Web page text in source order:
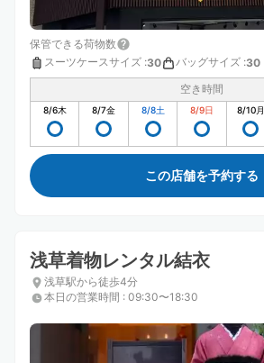
保管できる荷物数
スーツケースサイズ :30 バッグサイズ :30
空き時間
8/6木 8/7金 8/8土 8/9日 8/10月
この店舗を予約する
浅草着物レンタル結衣
浅草駅から徒歩4分
本日の営業時間 : 09:30〜18:30